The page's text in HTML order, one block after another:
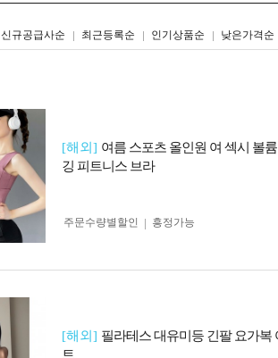
신규공급사순 최근등록순 인기상품순 낮은가격순
리스트형갤러리형
[해외] 여름 스포츠 올인원 여 섹시 볼
깅 피트니스 브라
주문수량별할인 흥정가능
[해외] 필라테스 대유미등 긴팔 요가복
트